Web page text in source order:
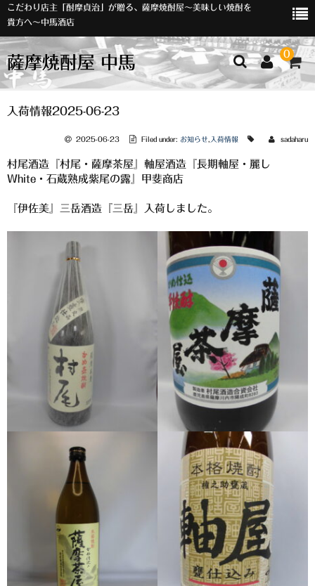
こだわり店主「酎摩貞治」が贈る、薩摩焼酎屋～美味しい焼酎を
貴方へ～中馬酒店
薩摩焼酎屋 中馬 0
ホーム
入荷情報
店主おすすめ
数量限定
希少焼酎
季節限定品
セット商品
リキュール
ウヰスキー
中馬酒店オリジナル
全取扱商品
森伊蔵酒造
村尾酒造
入荷情報2025-06-23
2025-06-23 Filed under: お知らせ 入荷情報 sadaharu
村尾酒造『村尾・薩摩茶屋』軸屋酒造『長期軸屋・麗し
White・石蔵熟成紫尾の露』甲斐商店
『伊佐美』三岳酒造『三岳』入荷しました。